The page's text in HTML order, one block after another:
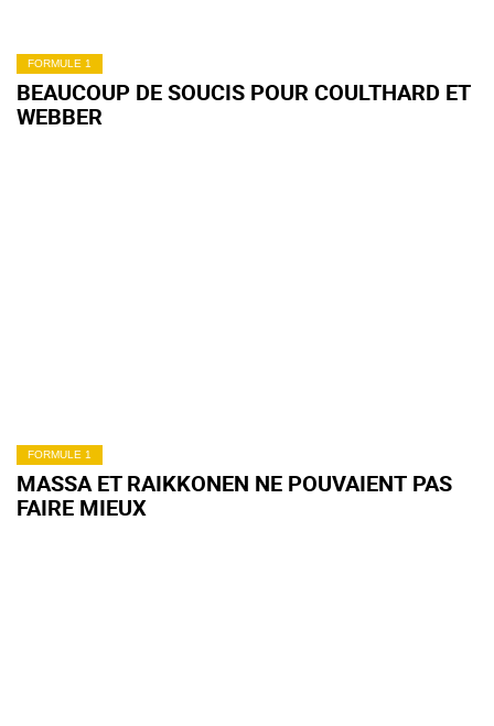
FORMULE 1
BEAUCOUP DE SOUCIS POUR COULTHARD ET
WEBBER
FORMULE 1
MASSA ET RAIKKONEN NE POUVAIENT PAS
FAIRE MIEUX